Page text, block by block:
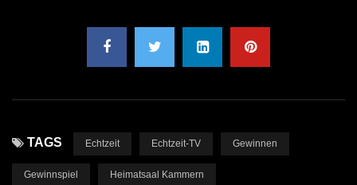
TAGS Echtzeit Echtzeit-TV Gewinnen
Gewinnspiel Heimatsaal Kammern